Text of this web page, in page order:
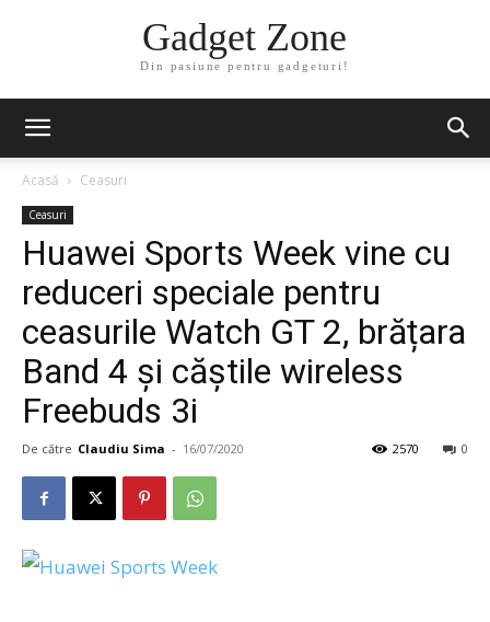
Gadget Zone
Din pasiune pentru gadgeturi!
Acasă Ceasuri
Ceasuri
Huawei Sports Week vine cu
reduceri speciale pentru
ceasurile Watch GT 2, brățara
Band 4 și căștile wireless
Freebuds 3i
De către Claudiu Sima - 16/07/2020 0
2570